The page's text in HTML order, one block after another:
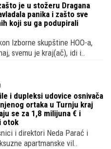
je u stožeru Dragana
panika i zašto sve
koji su ga podupirali
Izborne skupštine HOO-a,
svemu je kraj(ač), idi i..
i dupleksi udovice osnivača
ortaka u Turnju kraj
se za 1,8 milijuna € i
otok
i direktori Neda Parać i
apartmanske vil..